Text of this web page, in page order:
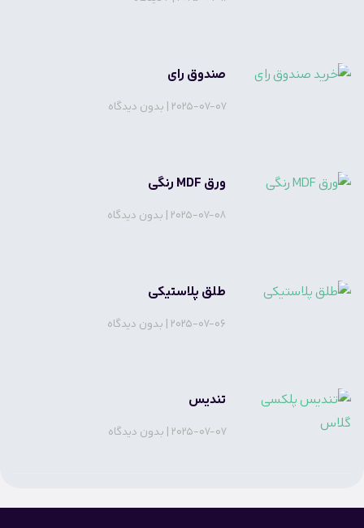
صندوق رای
2025-07-07 بدون دیدگاه
ورق MDF رنگی
2025-07-08 بدون دیدگاه
طلق پلاستیکی
2025-07-06 بدون دیدگاه
تندیس
2025-07-07 بدون دیدگاه